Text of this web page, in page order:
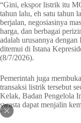
“Gini, ekspor listrik itu
tahun lalu, eh satu tahun
berjalan, negosiasinya
harga, dan berbagai
adalah urusannya
ditemui di Istana
(8/7/2026).
Pemerintah juga
transaksi listrik tersebut
Kelak, Badan Pengelola
swasta dapat menjalin
Singapura asalkan tetap